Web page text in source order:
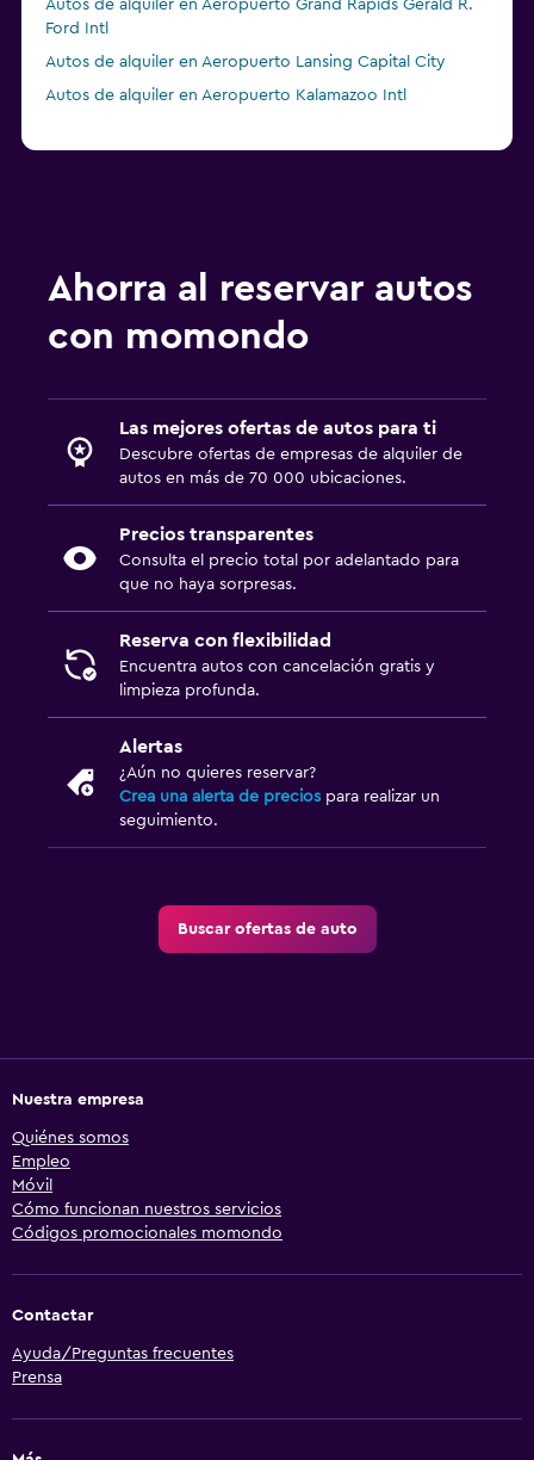
Autos de alquiler en Aeropuerto Grand Rapids Gerald R.
Ford Intl
Autos de alquiler en Aeropuerto Lansing Capital City
Autos de alquiler en Aeropuerto Kalamazoo Intl
Ahorra al reservar autos
con momondo
Las mejores ofertas de autos para ti
Descubre ofertas de empresas de alquiler de
autos en más de 70 000 ubicaciones.
Precios transparentes
Consulta el precio total por adelantado para
que no haya sorpresas.
Reserva con flexibilidad
Encuentra autos con cancelación gratis y
limpieza profunda.
Alertas
¿Aún no quieres reservar?
Crea una alerta de precios para realizar un
seguimiento.
Buscar ofertas de auto
Nuestra empresa
Quiénes somos
Empleo
Móvil
Cómo funcionan nuestros servicios
Códigos promocionales momondo
Contactar
Ayuda/Preguntas frecuentes
Prensa